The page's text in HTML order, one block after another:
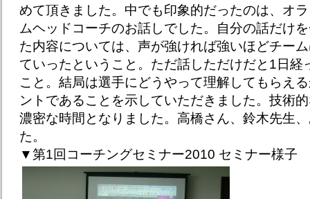
めて頂きました。中でも印象的だったのは、オ
ムヘッドコーチのお話しでした。自分の話だけ
た内容については、声が強ければ強いほどチー
ていったということ。ただ話しただけだと1日経
こと。結局は選手にどうやって理解してもらえ
ントであることを示していただきました。技術
濃密な時間となりました。高橋さん、鈴木先生
た。
▼第1回コーチングセミナー2010 セミナー様子